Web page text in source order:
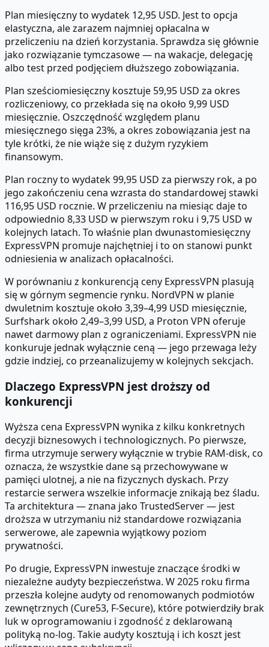
Plan miesięczny to wydatek 12,95 USD. Jest to opcja
elastyczna, ale zarazem najmniej opłacalna w
przeliczeniu na dzień korzystania. Sprawdza się głównie
jako rozwiązanie tymczasowe — na wakacje, delegację
albo test przed podjęciem dłuższego zobowiązania.
Plan sześciomiesięczny kosztuje 59,95 USD za okres
rozliczeniowy, co przekłada się na około 9,99 USD
miesięcznie. Oszczędność względem planu
miesięcznego sięga 23%, a okres zobowiązania jest na
tyle krótki, że nie wiąże się z dużym ryzykiem
finansowym.
Plan roczny to wydatek 99,95 USD za pierwszy rok, a po
jego zakończeniu cena wzrasta do standardowej stawki
116,95 USD rocznie. W przeliczeniu na miesiąc daje to
odpowiednio 8,33 USD w pierwszym roku i 9,75 USD w
kolejnych latach. To właśnie plan dwunastomiesięczny
ExpressVPN promuje najchętniej i to on stanowi punkt
odniesienia w analizach opłacalności.
W porównaniu z konkurencją ceny ExpressVPN plasują
się w górnym segmencie rynku. NordVPN w planie
dwuletnim kosztuje około 3,39–4,99 USD miesięcznie,
Surfshark około 2,49–3,99 USD, a Proton VPN oferuje
nawet darmowy plan z ograniczeniami. ExpressVPN nie
konkuruje jednak wyłącznie ceną — jego przewaga leży
gdzie indziej, co przeanalizujemy w kolejnych sekcjach.
Dlaczego ExpressVPN jest droższy od
konkurencji
Wyższa cena ExpressVPN wynika z kilku konkretnych
decyzji biznesowych i technologicznych. Po pierwsze,
firma utrzymuje serwery wyłącznie w trybie RAM-disk, co
oznacza, że wszystkie dane są przechowywane w
pamięci ulotnej, a nie na fizycznych dyskach. Przy
restarcie serwera wszelkie informacje znikają bez śladu.
Ta architektura — znana jako TrustedServer — jest
droższa w utrzymaniu niż standardowe rozwiązania
serwerowe, ale zapewnia wyjątkowy poziom
prywatności.
Po drugie, ExpressVPN inwestuje znaczące środki w
niezależne audyty bezpieczeństwa. W 2025 roku firma
przeszła kolejne audyty od renomowanych podmiotów
zewnętrznych (Cure53, F-Secure), które potwierdziły brak
luk w oprogramowaniu i zgodność z deklarowaną
polityką no-log. Takie audyty kosztują i ich koszt jest